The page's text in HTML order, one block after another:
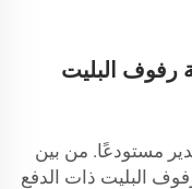
رفوف البليت
مستودعًا. من بين
البليت ذات الدفع